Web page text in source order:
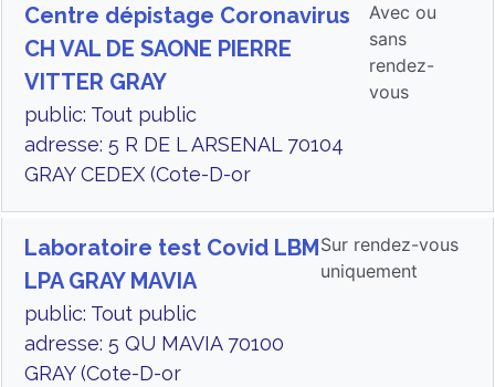
Centre dépistage Coronavirus
CH VAL DE SAONE PIERRE
VITTER GRAY
public: Tout public
adresse: 5 R DE L ARSENAL 70104
GRAY CEDEX (Cote-D-or
Avec ou
sans
rendez-
vous
Laboratoire test Covid LBM
LPA GRAY MAVIA
public: Tout public
adresse: 5 QU MAVIA 70100
GRAY (Cote-D-or
Sur rendez-vous
uniquement